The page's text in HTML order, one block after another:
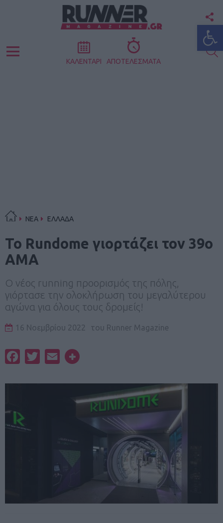
Menu ΚΑΛΕΝΤΑΡΙ ΑΠΟΤΕΛΕΣΜΑΤΑ
ΝΕΑ ΕΛΛΑΔΑ
Το Rundome γιορτάζει τον 39ο
ΑΜΑ
Ο νέος running προορισμός της πόλης,
γιόρτασε την ολοκλήρωση του μεγαλύτερου
αγώνα για όλους τους δρομείς!
16 Νοεμβρίου 2022 του Runner Magazine
FacebookTwitterEmail